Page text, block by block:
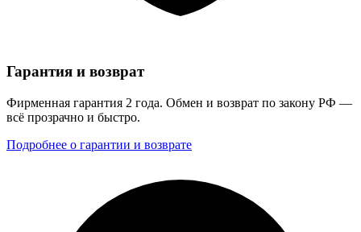
Гарантия и возврат
Фирменная гарантия 2 года. Обмен и возврат по закону РФ —
всё прозрачно и быстро.
Подробнее о гарантии и возврате